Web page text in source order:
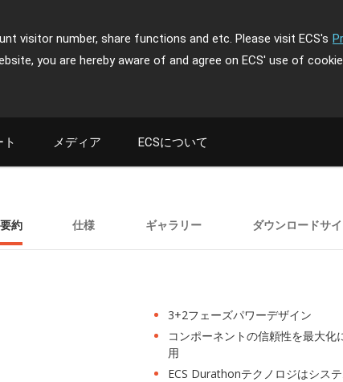
visitor number, share functions and etc. Please visit ECS's
you are hereby aware of and agree on ECS' use of
メディア ECSについて
要約 仕様 ギャラリー ダウンロードサイ
3+2フェーズパワーデザイン
コンポーネントの信頼性を最大
用
ECS Durathonテクノロジはシス